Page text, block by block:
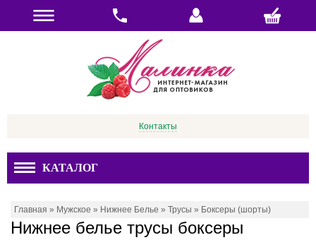
Контакты
КАТАЛОГ
Главная » Мужское » Нижнее Белье » Трусы » Боксеры (шорты)
Нижнее белье трусы боксеры